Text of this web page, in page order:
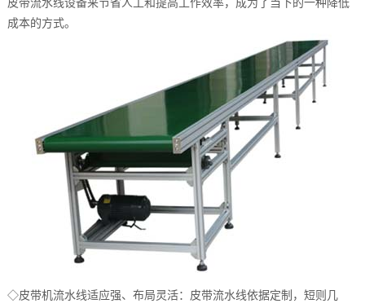
皮带流水线设备来节省人工和提高工作效率，成为了当下的一种降低
成本的方式。
◇皮带机流水线适应强、布局灵活：皮带流水线依据定制，短则几